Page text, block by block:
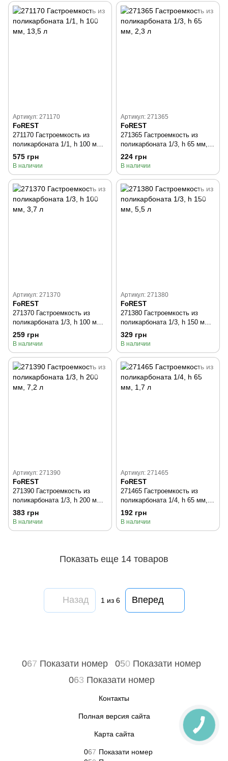
Артикул: 271170
FoREST
271170 Гастроемкость из
поликарбоната 1/1, h 100 мм,
13,5 л
575 грн
В наличии
Артикул: 271365
FoREST
271365 Гастроемкость из
поликарбоната 1/3, h 65 мм,
2,3 л
224 грн
В наличии
Артикул: 271370
FoREST
271370 Гастроемкость из
поликарбоната 1/3, h 100 мм,
3,7 л
259 грн
В наличии
Артикул: 271380
FoREST
271380 Гастроемкость из
поликарбоната 1/3, h 150 мм,
5,5 л
329 грн
В наличии
Артикул: 271390
FoREST
271390 Гастроемкость из
поликарбоната 1/3, h 200 мм,
7,2 л
383 грн
В наличии
Артикул: 271465
FoREST
271465 Гастроемкость из
поликарбоната 1/4, h 65 мм,
1,7 л
192 грн
В наличии
Показать еще 14 товаров
Назад 1 из 6 Вперед
067 Показати номер 050 Показати номер
063 Показати номер
Контакты
Полная версия сайта
Карта сайта
067 Показати номер